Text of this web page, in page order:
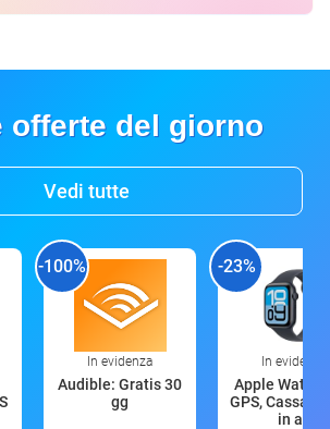
offerte del giorno
Vedi tutte
-100%
In evidenza
Audible: Gratis 30
gg
-23%
In evidenza
Apple Watch
GPS, Cassa
in all